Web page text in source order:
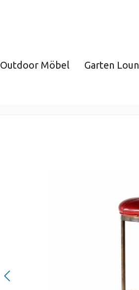
Outdoor Möbel Garten